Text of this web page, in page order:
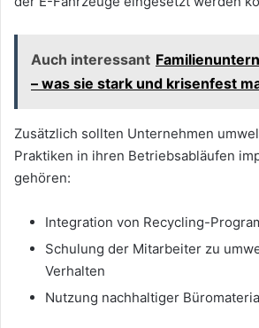
Auch interessant
– was sie stark und krisenfest
Zusätzlich sollten Unternehmen
Praktiken in ihren Betriebsabläufen
gehören:
Integration von Recycling-
Schulung der Mitarbeiter zu
Verhalten
Nutzung nachhaltiger